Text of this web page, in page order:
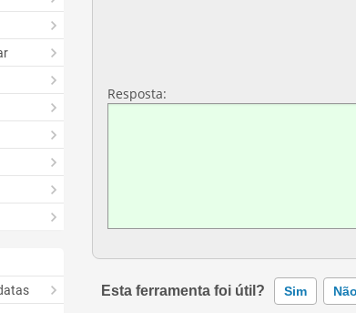
Resposta:
Esta ferramenta foi útil? Sim Não